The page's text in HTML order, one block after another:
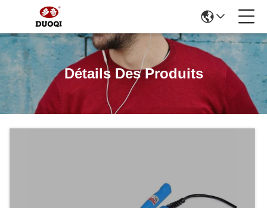
Détails Des Produits